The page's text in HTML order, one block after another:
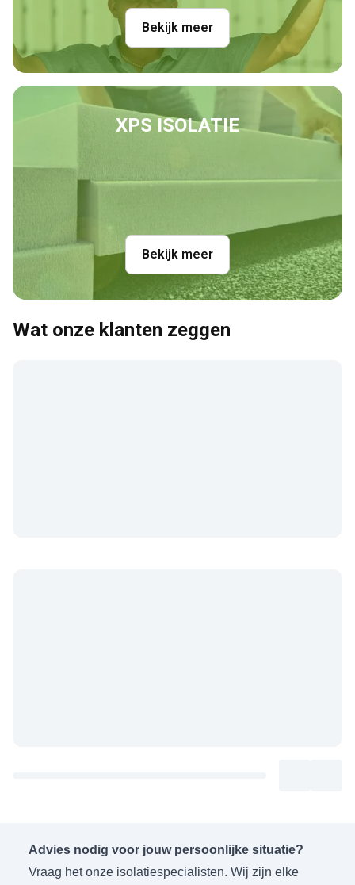
Bekijk meer
XPS ISOLATIE
Bekijk meer
Wat onze klanten zeggen
Advies nodig voor jouw persoonlijke situatie?
Vraag het onze isolatiespecialisten. Wij zijn elke